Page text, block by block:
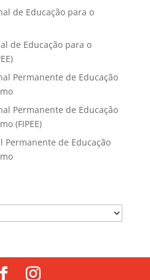
de Educação para o
de Educação para o
Permanente de Educação
Permanente de Educação
(FIPEE)
Permanente de Educação